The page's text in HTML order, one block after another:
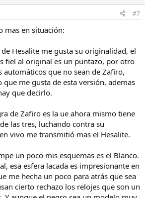
#7
mas en situación:
Hesalite me gusta su originalidad, el
fiel al original es un puntazo, por otro
automáticos que no sean de Zafiro,
que me gusta de esta versión, ademas
que decirlo.
de Zafiro es la ue ahora mismo tiene
las tres, luchando contra su
vivo me transmitió mas el Hesalite.
un poco mis esquemas es el Blanco.
esa esfera lacada es impresionante en
me hecha un poco para atrás que sea
cierto rechazo los relojes que son un